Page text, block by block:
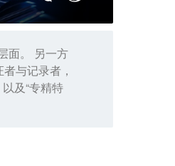
面。 另一方
与记录者，
及“专精特